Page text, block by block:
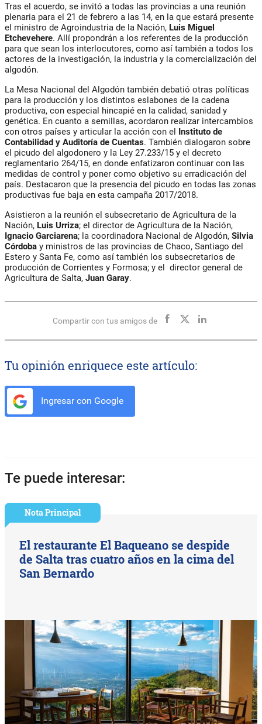
Tras el acuerdo, se invitó a todas las provincias a una reunión
plenaria para el 21 de febrero a las 14, en la que estará presente
el ministro de Agroindustria de la Nación, Luis Miguel
Etchevehere. Allí propondrán a los referentes de la producción
para que sean los interlocutores, como así también a todos los
actores de la investigación, la industria y la comercialización del
algodón.
La Mesa Nacional del Algodón también debatió otras políticas
para la producción y los distintos eslabones de la cadena
productiva, con especial hincapié en la calidad, sanidad y
genética. En cuanto a semillas, acordaron realizar intercambios
con otros países y articular la acción con el Instituto de
Contabilidad y Auditoría de Cuentas. También dialogaron sobre
el picudo del algodonero y la Ley 27.233/15 y el decreto
reglamentario 264/15, en donde enfatizaron continuar con las
medidas de control y poner como objetivo su erradicación del
país. Destacaron que la presencia del picudo en todas las zonas
productivas fue baja en esta campaña 2017/2018.
Asistieron a la reunión el subsecretario de Agricultura de la
Nación, Luis Urriza; el director de Agricultura de la Nación,
Ignacio Garciarena; la coordinadora Nacional de Algodón, Silvia
Córdoba y ministros de las provincias de Chaco, Santiago del
Estero y Santa Fe, como así también los subsecretarios de
producción de Corrientes y Formosa; y el director general de
Agricultura de Salta, Juan Garay.
Compartir con tus amigos de
Tu opinión enriquece este artículo:
Ingresar con Google
Te puede interesar:
Nota Principal
El restaurante El Baqueano se despide
de Salta tras cuatro años en la cima del
San Bernardo